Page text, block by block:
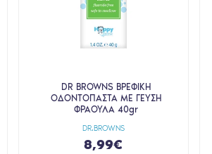
DR.BROWNS
DR BROWNS ΒΡΕΦΙΚΗ
ΟΔΟΝΤΟΠΑΣΤΑ ΜΕ ΓΕΥΣΗ
ΦΡΑΟΥΛΑ 40gr
8,99€